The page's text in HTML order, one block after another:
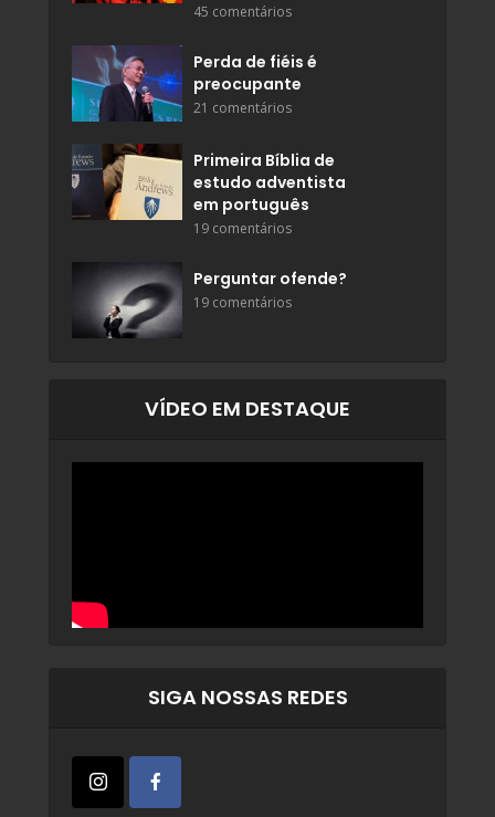
45 comentários
Perda de fiéis é
preocupante
21 comentários
Primeira Bíblia de
estudo adventista
em português
19 comentários
Perguntar ofende?
19 comentários
VÍDEO EM DESTAQUE
SIGA NOSSAS REDES